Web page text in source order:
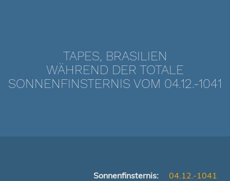
TAPES, BRASILIEN
WÄHREND DER TOTALE
SONNENFINSTERNIS VOM 04.12.-1041
Sonnenfinsternis:
04.12.-1041